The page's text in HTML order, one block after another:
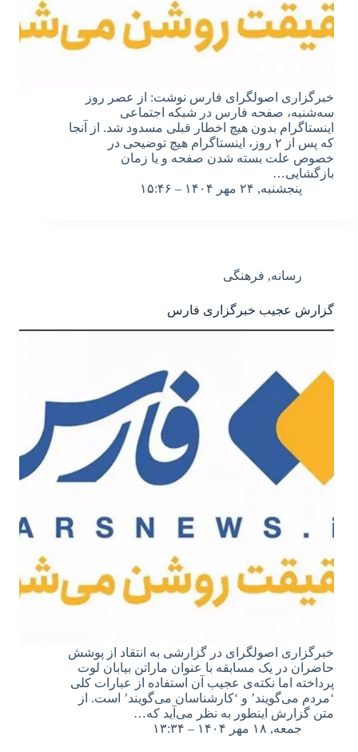
خبرگزاری اصولگرای فارس نوشت: از عصر روز
سه‌شنبه، صفحه فارس در شبکه اجتماعی
اینستاگرام بدون هیچ اخطار قبلی مسدود شد. از آنجا
که پس از ۲ روز، اینستاگرام هیچ توضیحی در
خصوص علت بسته شدن صفحه و یا زمان
بازگشایی…
پنجشنبه, ۲۴ مهر ۱۴۰۴ – ۱۵:۴۶
رسانه, فرهنگی
گزارش عجیب خبرگزاری فارس
خبرگزاری اصولگرای در گزارشی به انتقاد از پوشش
حاضران در یک مسابقه با عنوان ماراتن بیابان لوت
پرداخته اما نکته‌ی عجیب آن استفاده از عبارات کلی
‘مردم می‌گویند’ و ‘کارشناسان می‌گویند’ است. از
متن گزارش اینطور به نظر می‌آید که…
جمعه, ۱۸ مهر ۱۴۰۴ – ۱۳:۳۴